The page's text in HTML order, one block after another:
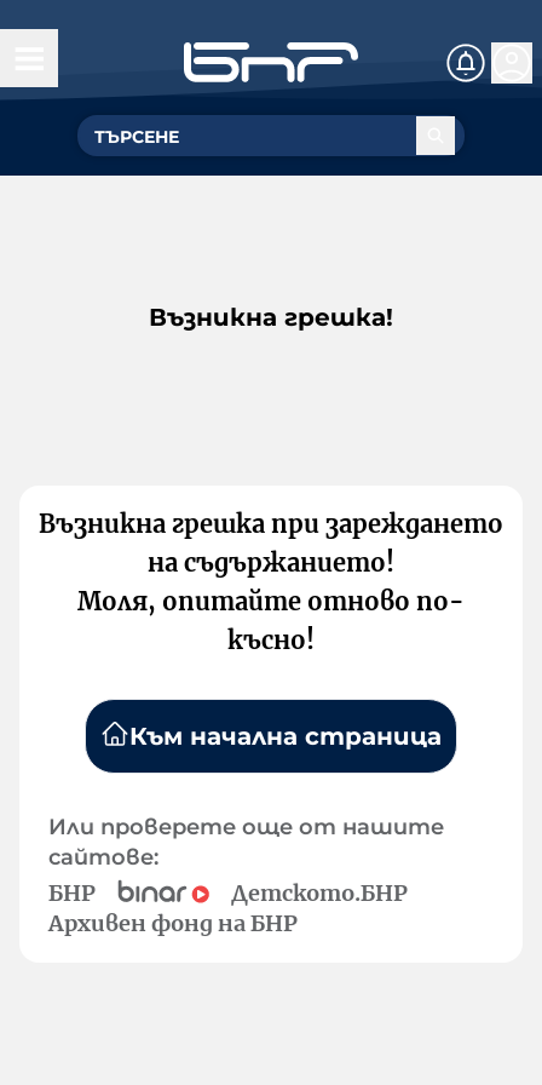
Възникна грешка!
Възникна грешка при зареждането
на съдържанието!
Моля, опитайте отново по-
късно!
Към начална страница
Или проверете още от нашите
сайтове:
БНР
Детското.БНР
Архивен фонд на БНР